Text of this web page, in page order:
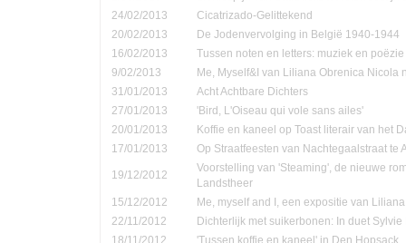
24/02/2013
Cicatrizado-Gelittekend
20/02/2013
De Jodenvervolging in België 1940-1944
16/02/2013
Tussen noten en letters: muziek en
9/02/2013
Me, Myself&I van Liliana Obrenica Nicola
31/01/2013
Acht Achtbare Dichters
27/01/2013
'Bird, L'Oiseau qui vole sans ailes'
20/01/2013
Koffie en kaneel op Toast literair van het
17/01/2013
Op Straatfeesten van Nachtegaalstraat te
19/12/2012
Voorstelling van 'Steaming', de nieuwe
Landstheer
15/12/2012
Me, myself and I, een expositie van
22/11/2012
Dichterlijk met suikerbonen: In duet
18/11/2012
'Tussen koffie en kaneel' in Den Hopsack